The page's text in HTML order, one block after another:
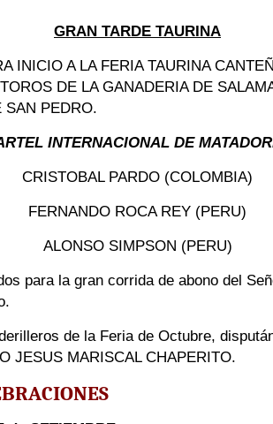
GRAN TARDE TAURINA
INICIO A LA FERIA TAURINA
DE LA GANADERIA DE
SAN PEDRO.
INTERNACIONAL DE
CRISTOBAL PARDO (COLOMBIA)
FERNANDO ROCA REY (PERU)
ALONSO SIMPSON (PERU)
para la gran corrida de abono del
de la Feria de Octubre,
JESUS MARISCAL CHAPERITO.